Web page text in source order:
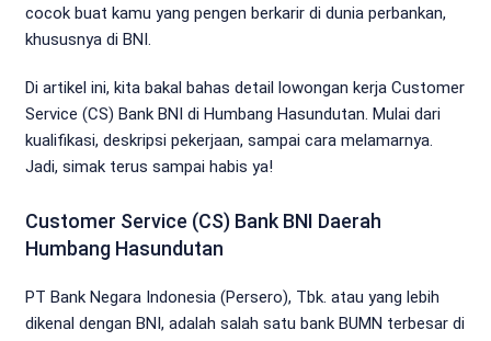
cocok buat kamu yang pengen berkarir di dunia perbankan,
khususnya di BNI.
Di artikel ini, kita bakal bahas detail lowongan kerja Customer
Service (CS) Bank BNI di Humbang Hasundutan. Mulai dari
kualifikasi, deskripsi pekerjaan, sampai cara melamarnya.
Jadi, simak terus sampai habis ya!
Customer Service (CS) Bank BNI Daerah
Humbang Hasundutan
PT Bank Negara Indonesia (Persero), Tbk. atau yang lebih
dikenal dengan BNI, adalah salah satu bank BUMN terbesar di